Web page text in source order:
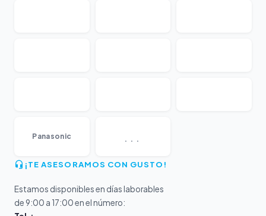
Panasonic ...
¡TE ASESORAMOS CON GUSTO!
Estamos disponibles en días laborables
de 9:00 a 17:00 en el número: